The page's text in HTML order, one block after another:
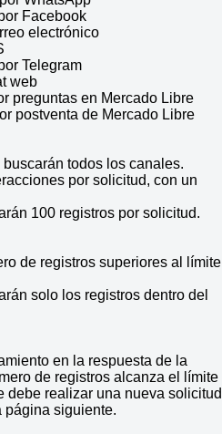
Facebook
electrónico
Telegram
web
preguntas en Mercado Libre
postventa de Mercado Libre
todos los canales.
por solicitud, con un
100 registros por solicitud.
de registros superiores al límite
solo los registros dentro del
en la respuesta de la
de registros alcanza el límite
debe realizar una nueva solicitud
página siguiente.